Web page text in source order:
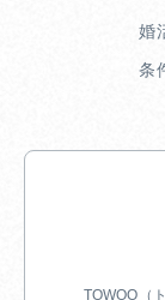
婚
条
TOWOO（